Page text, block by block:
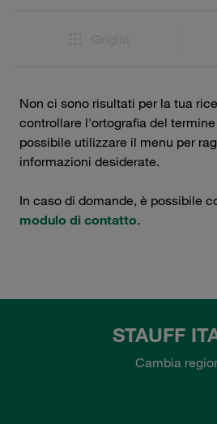
Non ci sono risultati per la tua
controllare l'ortografia del
possibile utilizzare il menu per
informazioni desiderate.
In caso di domande, è possibile
modulo di contatto.
STAUFF
Cambia